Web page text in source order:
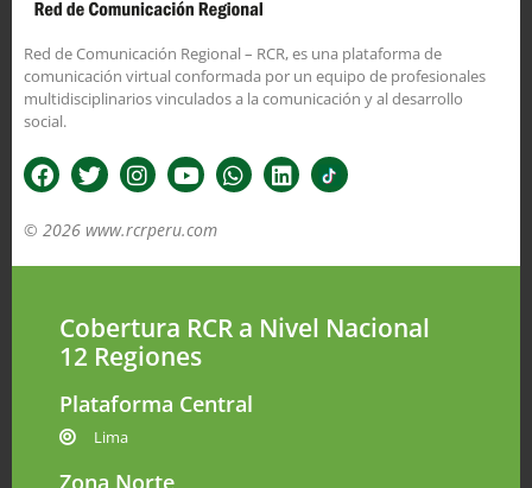
Red de Comunicación Regional – RCR, es una plataforma de
comunicación virtual conformada por un equipo de profesionales
multidisciplinarios vinculados a la comunicación y al desarrollo
social.
© 2026 www.rcrperu.com
Cobertura RCR a Nivel Nacional
12 Regiones
Plataforma Central
Lima
Zona Norte